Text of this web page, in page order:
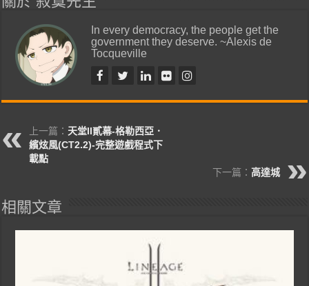
In every democracy, the people get the
government they deserve. ~Alexis de
Tocqueville
上一篇： 天堂II貳幕-格勒西亞．
繽炫風(CT2.2)-完整遊戲程式下
載點
下一篇： 高達城
相關文章